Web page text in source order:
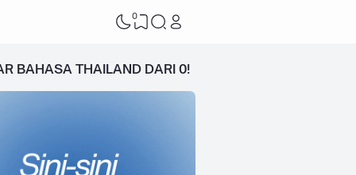
0
BAHASA THAILAND DARI 0!